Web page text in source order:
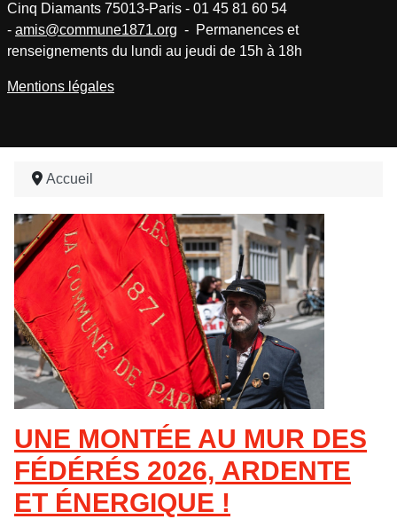
Accueil
UNE MONTÉE AU MUR DES
FÉDÉRÉS 2026, ARDENTE
ET ÉNERGIQUE !
Cinq Diamants 75013-Paris - 01 45 81 60 54
- amis@commune1871.org - Permanences et
renseignements du lundi au jeudi de 15h à 18h
Mentions légales